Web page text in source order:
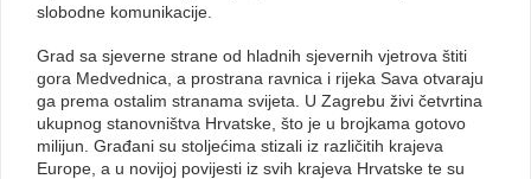
slobodne komunikacije.
Grad sa sjeverne strane od hladnih sjevernih vjetrova štiti
gora Medvednica, a prostrana ravnica i rijeka Sava otvaraju
ga prema ostalim stranama svijeta. U Zagrebu živi četvrtina
ukupnog stanovništva Hrvatske, što je u brojkama gotovo
milijun. Građani su stoljećima stizali iz različitih krajeva
Europe, a u novijoj povijesti iz svih krajeva Hrvatske te su